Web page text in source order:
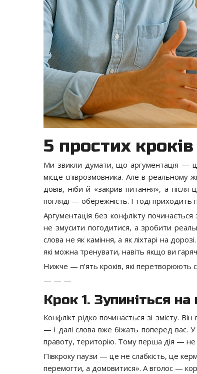
5 простих
Ми звикли думати, що аргументація —
місце співрозмовника. Але в реальному
довів, ніби й «закрив питання», а після
погляді — обережність. І тоді
Аргументація без конфлікту
не змусити погодитися, а зробити
слова не як каміння, а як ліхтарі на
які можна тренувати, навіть якщо ви
Нижче — п’ять кроків, які перетворюють
— — —
Крок 1. Зупиніться на
Конфлікт рідко починається зі змісту.
— і далі слова вже біжать поперед вас.
правоту, територію. Тому перша дія — не
Півкроку паузи — це не слабкість, це
перемогти, а домовитися». А вголос —